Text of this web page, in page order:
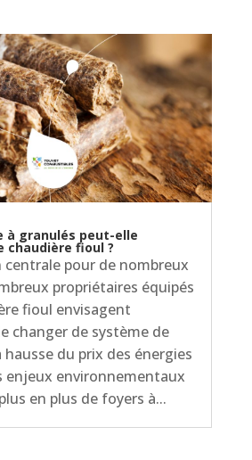
à granulés peut-elle
chaudière fioul ?
centrale pour de nombreux
propriétaires équipés
fioul envisagent
changer de système de
hausse du prix des énergies
enjeux environnementaux
en plus de foyers à...